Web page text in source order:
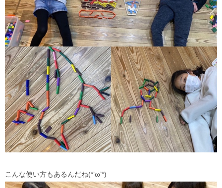
こんな使い方もあるんだね(*’ω’*)